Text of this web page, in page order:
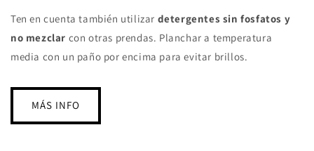
Ten en cuenta también utilizar detergentes sin fosfatos y
no mezclar con otras prendas. Planchar a temperatura
media con un paño por encima para evitar brillos.
MÁS INFO